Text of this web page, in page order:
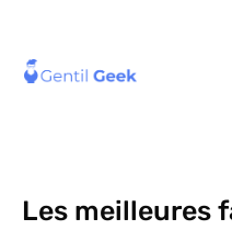
Les meilleures